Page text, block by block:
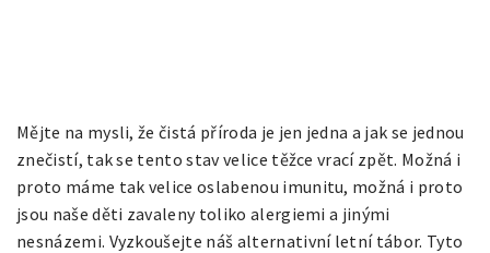
Mějte na mysli, že čistá příroda je jen jedna a jak se jednou
znečistí, tak se tento stav velice těžce vrací zpět. Možná i
proto máme tak velice oslabenou imunitu, možná i proto
jsou naše děti zavaleny toliko alergiemi a jinými
nesnázemi. Vyzkoušejte náš alternativní letní tábor. Tyto